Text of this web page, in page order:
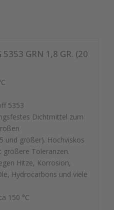
GRN 1,8 GR. (20
5353
Dichtmittel zum
und größer). Hochviskos
Toleranzen.
Hitze, Korrosion,
Hydrocarbons und viele
150 °C